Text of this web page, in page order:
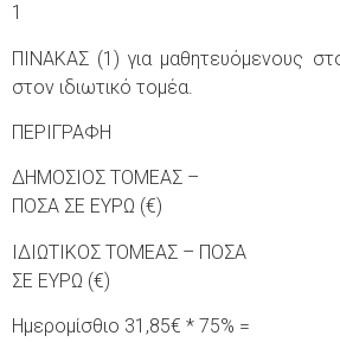
1
ΠΙΝΑΚΑΣ (1) για μαθητευόμενους
στον ιδιωτικό τομέα.
ΠΕΡΙΓΡΑΦΗ
ΔΗΜΟΣΙΟΣ ΤΟΜΕΑΣ –
ΠΟΣΑ ΣΕ ΕΥΡΩ (€)
ΙΔΙΩΤΙΚΟΣ ΤΟΜΕΑΣ – ΠΟΣΑ
ΣΕ ΕΥΡΩ (€)
Ημερομίσθιο 31,85€ * 75% =